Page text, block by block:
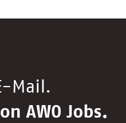
Mail.
AWO Jobs.